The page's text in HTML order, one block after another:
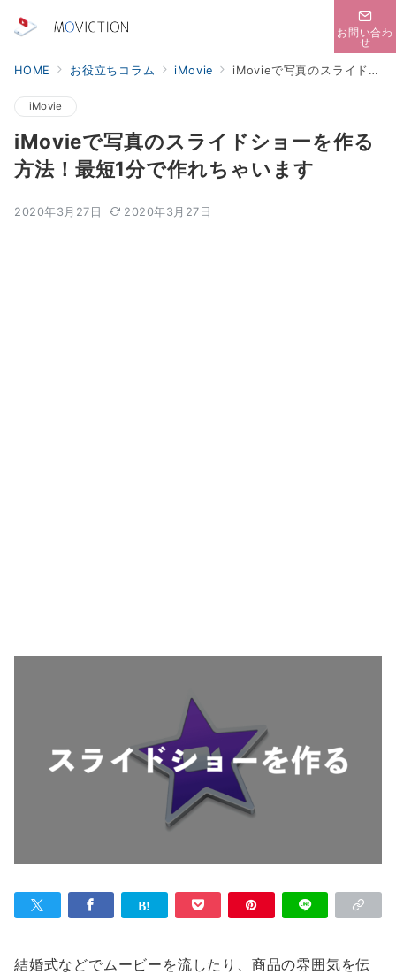
お問い合わ
せ
HOME お役立ちコラム iMovie iMovieで写真のスライドショーを作る方法！最短1分で作れちゃいます
iMovie
iMovieで写真のスライドショーを作る
方法！最短1分で作れちゃいます
2020年3月27日 2020年3月27日
結婚式などでムービーを流したり、商品の雰囲気を伝